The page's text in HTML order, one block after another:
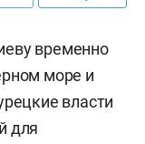
временно
море и
власти
для